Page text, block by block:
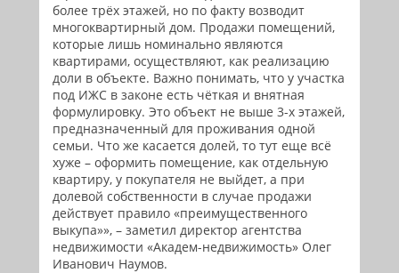
более трёх этажей, но по факту возводит
многоквартирный дом. Продажи помещений,
которые лишь номинально являются
квартирами, осуществляют, как реализацию
доли в объекте. Важно понимать, что у участка
под ИЖС в законе есть чёткая и внятная
формулировку. Это объект не выше 3-х этажей,
предназначенный для проживания одной
семьи. Что же касается долей, то тут еще всё
хуже – оформить помещение, как отдельную
квартиру, у покупателя не выйдет, а при
долевой собственности в случае продажи
действует правило «преимущественного
выкупа»», – заметил директор агентства
недвижимости «Академ-недвижимость» Олег
Иванович Наумов.